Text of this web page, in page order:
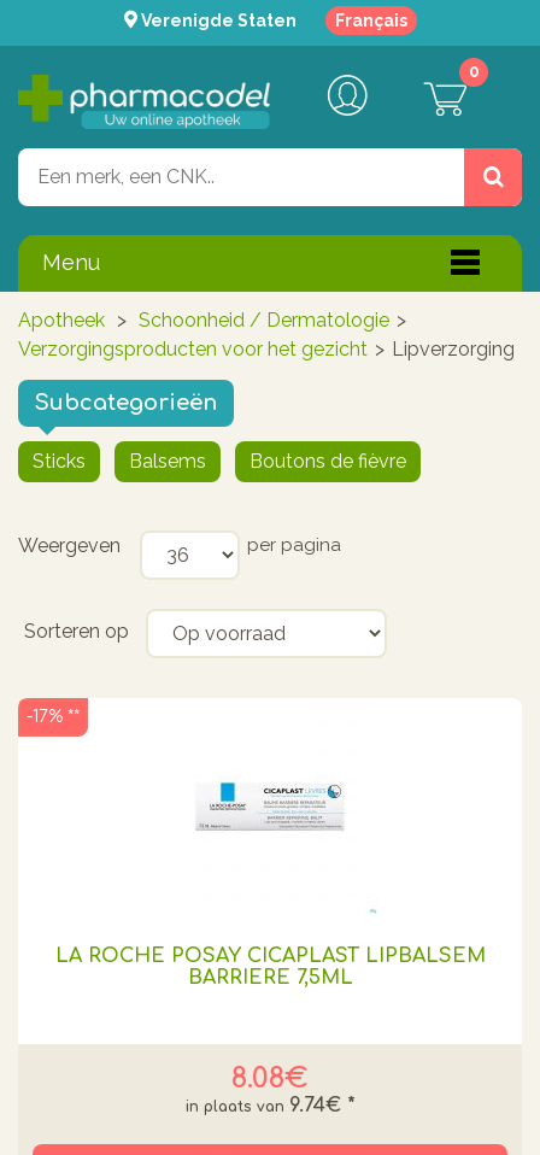
Verenigde Staten Français
0
Menu
Apotheek > Schoonheid / Dermatologie >
Verzorgingsproducten voor het gezicht > Lipverzorging
Subcategorieën
Sticks Balsems Boutons de fièvre
Weergeven per pagina
Sorteren op
LA ROCHE POSAY CICAPLAST LIPBALSEM
BARRIERE 7,5ML
8.08€
9.74€ *
-17% **